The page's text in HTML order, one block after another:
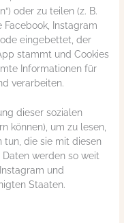
oder zu teilen (z. B.
Facebook, Instagram
eingebettet, der
stammt und Cookies
Informationen für
verarbeiten.
dieser sozialen
können), um zu lesen,
tun, die sie mit diesen
werden so weit
und
Staaten.